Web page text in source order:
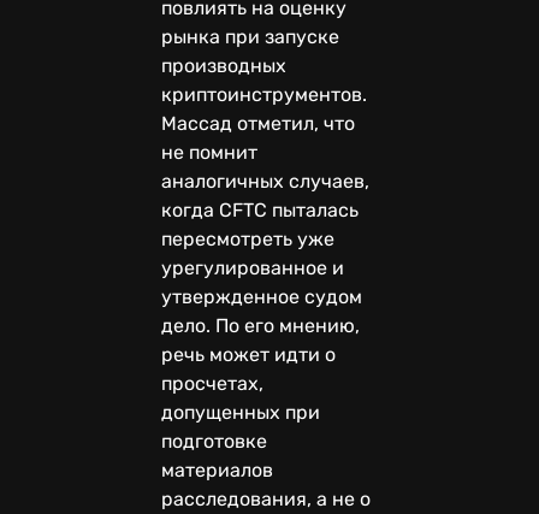
повлиять на оценку
рынка при запуске
производных
криптоинструментов.
Массад отметил, что
не помнит
аналогичных случаев,
когда CFTC пыталась
пересмотреть уже
урегулированное и
утвержденное судом
дело. По его мнению,
речь может идти о
просчетах,
допущенных при
подготовке
материалов
расследования, а не о